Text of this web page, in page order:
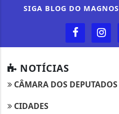
SIGA BLOG DO MAGNOS
NOTÍCIAS
CÂMARA DOS DEPUTADOS
CIDADES